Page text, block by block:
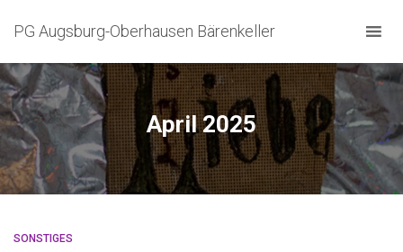
PG Augsburg-Oberhausen Bärenkeller
April 2025
SONSTIGES